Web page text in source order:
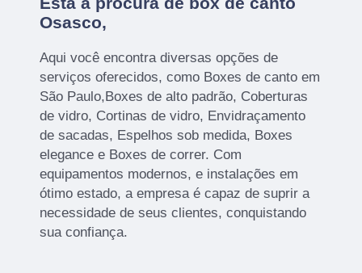
Osasco,
Aqui você encontra diversas opções de
serviços oferecidos, como Boxes de canto em
São Paulo,Boxes de alto padrão, Coberturas
de vidro, Cortinas de vidro, Envidraçamento
de sacadas, Espelhos sob medida, Boxes
elegance e Boxes de correr. Com
equipamentos modernos, e instalações em
ótimo estado, a empresa é capaz de suprir a
necessidade de seus clientes, conquistando
sua confiança.